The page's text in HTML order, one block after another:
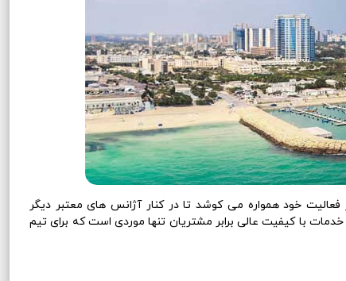
خود همواره می کوشد تا در کنار آژانس های معتبر دیگر
خدمات با کیفیت عالی برابر مشتریان تنها موردی است که برای تیم